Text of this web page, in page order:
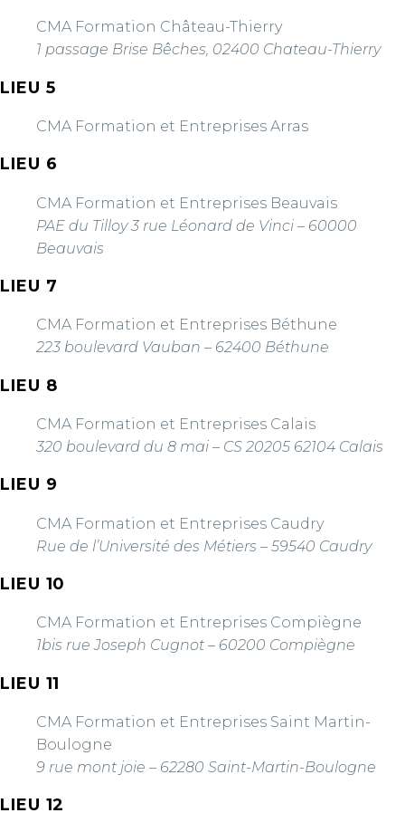
CMA Formation Château-Thierry
1 passage Brise Bêches, 02400 Chateau-Thierry
LIEU 5
CMA Formation et Entreprises Arras
LIEU 6
CMA Formation et Entreprises Beauvais
PAE du Tilloy 3 rue Léonard de Vinci – 60000
Beauvais
LIEU 7
CMA Formation et Entreprises Béthune
223 boulevard Vauban – 62400 Béthune
LIEU 8
CMA Formation et Entreprises Calais
320 boulevard du 8 mai – CS 20205 62104 Calais
LIEU 9
CMA Formation et Entreprises Caudry
Rue de l’Université des Métiers – 59540 Caudry
LIEU 10
CMA Formation et Entreprises Compiègne
1bis rue Joseph Cugnot – 60200 Compiègne
LIEU 11
CMA Formation et Entreprises Saint Martin-
Boulogne
9 rue mont joie – 62280 Saint-Martin-Boulogne
LIEU 12